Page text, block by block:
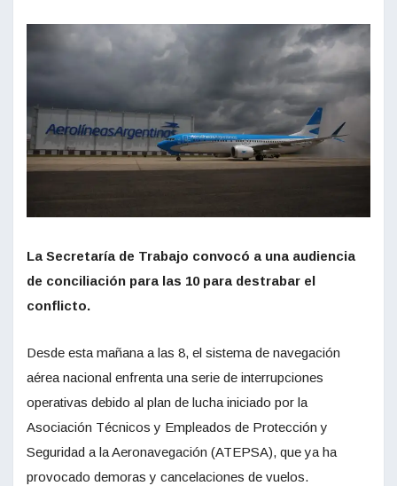
La Secretaría de Trabajo convocó a una audiencia
de conciliación para las 10 para destrabar el
conflicto.
Desde esta mañana a las 8, el sistema de navegación
aérea nacional enfrenta una serie de interrupciones
operativas debido al plan de lucha iniciado por la
Asociación Técnicos y Empleados de Protección y
Seguridad a la Aeronavegación (ATEPSA), que ya ha
provocado demoras y cancelaciones de vuelos.